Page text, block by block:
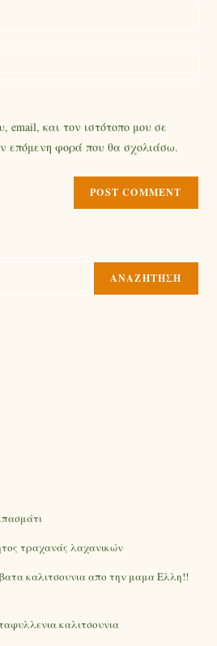
email, και τον ιστότοπο μου σε
επόμενη φορά που θα σχολιάσω.
ΑΝΑΖΉΤΗΣΗ
τραχανάς λαχανικών
καλιτσουνια απο την μαμα Ελλη!!
καλιτσουνια